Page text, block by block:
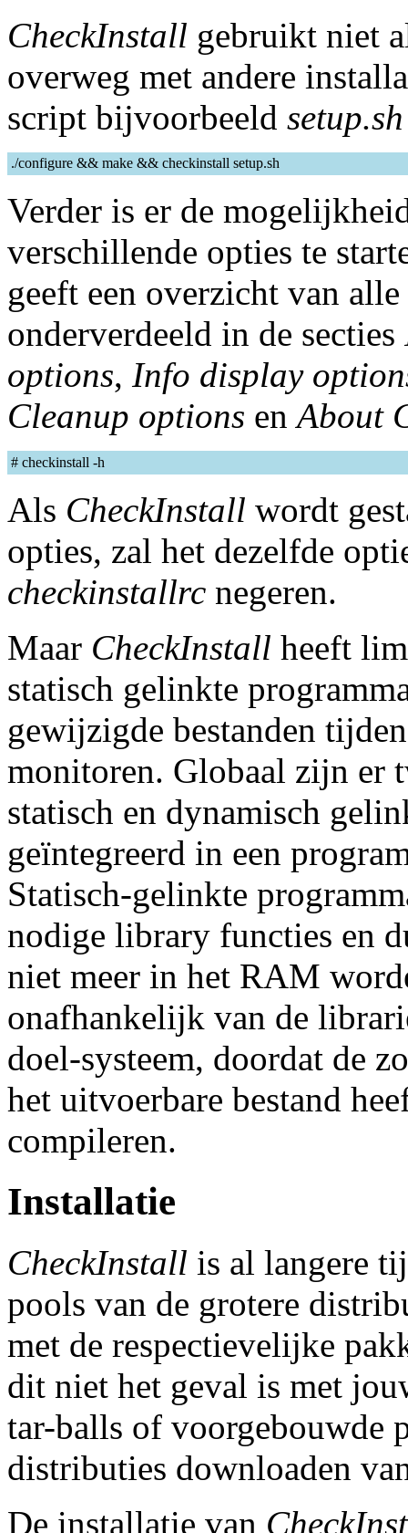
CheckInstall gebruikt niet
overweg met andere
script bijvoorbeeld setup.sh
./configure && make && checkinstall setup.sh
Verder is er de
verschillende opties te
geeft een overzicht van
onderverdeeld in de secties
options, Info display
Cleanup options enAbout
# checkinstall -h
Als CheckInstall wordt
opties, zal het dezelfde
checkinstallrc negeren.
Maar CheckInstall heeft
statisch gelinkte
gewijzigde bestanden
monitoren. Globaal zijn er
statisch en dynamisch
geïntegreerd in een
Statisch-gelinkte
nodige library functies en
niet meer in het RAM
onafhankelijk van de
doel-systeem, doordat de
het uitvoerbare bestand
compileren.
Installatie
CheckInstall is al langere
pools van de grotere
met de respectievelijke
dit niet het geval is met
tar-balls of voorgebouwde
distributies downloaden
De installatie van